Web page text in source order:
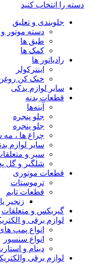
دسته را انتخاب کنید
جلوبندی و تعلیق
دسته موتور
طبق ها
کمک ها
رادیاتور ها
اینترکولر
خنک کن روغن
سایر لوازم یدکی
قطعات بدنه
آینه‌ها
جلو پنجره
جلو پنجره
چراغ‌ ها ، مه‌
سایر لوازم
سپر و
شلگیر و گل‌
قطعات موتوری
ترموستات
قطعات تایم
زنجیر
گیربکس و متعلقات
لوازم برقی و
انواع پمپ
انواع سنسور
دینام و
لوازم برقی